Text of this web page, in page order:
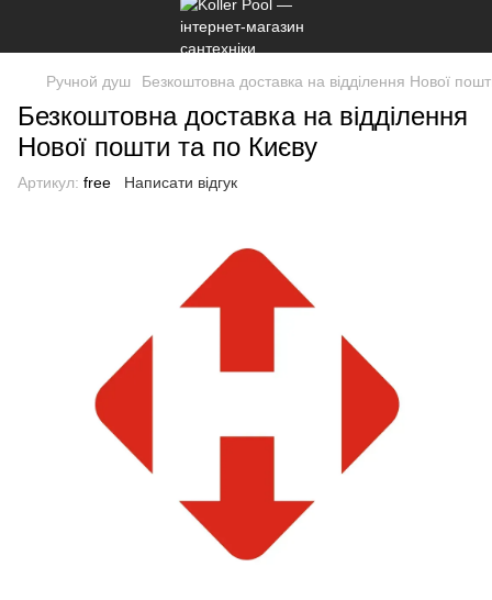
Ручной душ Безкоштовна доставка на відділення Нової
Безкоштовна доставка на відділення
Нової пошти та по Києву
Артикул: free Написати відгук